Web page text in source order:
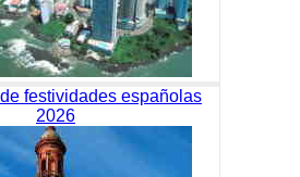
festividades españolas
2026